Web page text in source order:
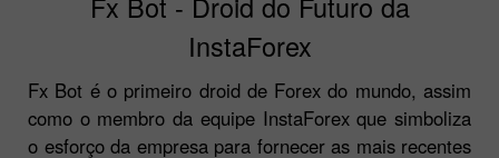
InstaForex
Fx Bot é o primeiro droid de Forex do mundo, assim
como o membro da equipe InstaForex que simboliza
o esforço da empresa para fornecer as mais recentes